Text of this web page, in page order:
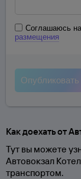
Соглашаюсь на
размещения
Как доехать от
Тут вы можете
Автовокзал
транспортом.